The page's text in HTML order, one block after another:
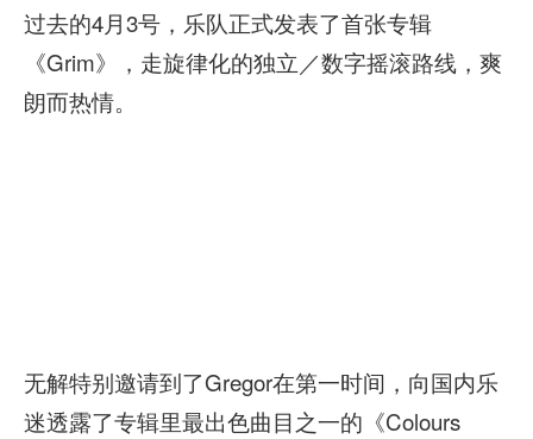
过去的4月3号，乐队正式发表了首张专辑
《Grim》，走旋律化的独立／数字摇滚路线，爽
朗而热情。
无解特别邀请到了Gregor在第一时间，向国内乐
迷透露了专辑里最出色曲目之一的《Colours